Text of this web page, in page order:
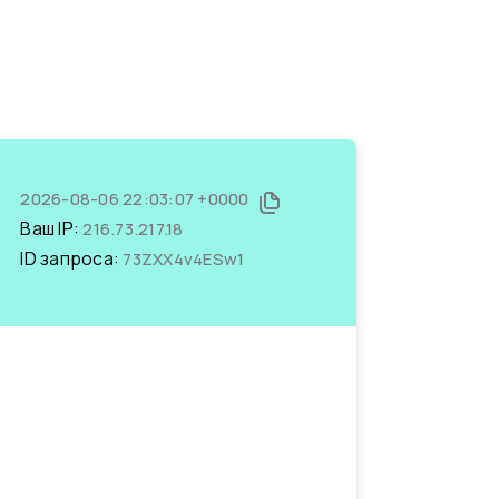
2026-08-06 22:03:07 +0000
Ваш IP:216.73.217.18
ID запроса: 73ZXX4v4ESw1